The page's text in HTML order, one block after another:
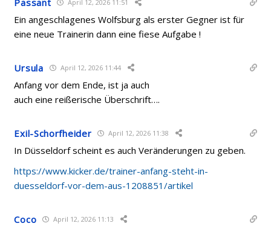
April 12, 2026 11:51
Ein angeschlagenes Wolfsburg als erster Gegner ist für
eine neue Trainerin dann eine fiese Aufgabe !
Ursula April 12, 2026 11:44
Anfang vor dem Ende, ist ja auch
auch eine reißerische Überschrift….
Exil-Schorfheider April 12, 2026 11:38
In Düsseldorf scheint es auch Veränderungen zu geben.
https://www.kicker.de/trainer-anfang-steht-in-
duesseldorf-vor-dem-aus-1208851/artikel
Coco April 12, 2026 11:13